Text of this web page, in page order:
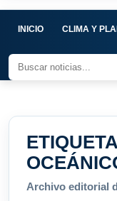
INICIO CLIMA Y
Archivo editorial